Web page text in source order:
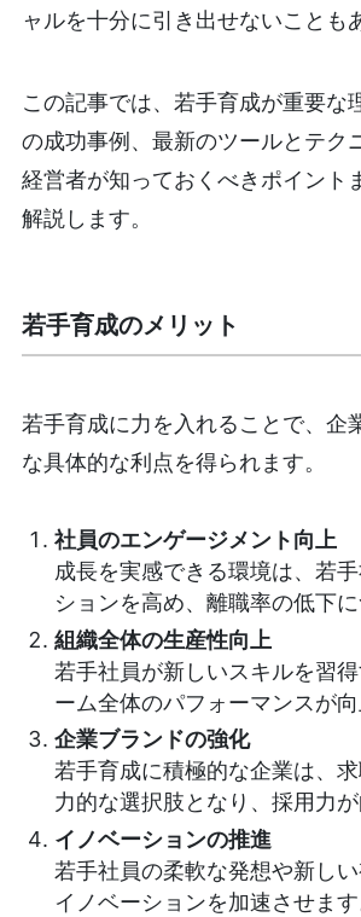
ャルを十分に引き出せないことも
この記事では、若手育成が重要な
の成功事例、最新のツールとテク
経営者が知っておくべきポイント
解説します。
若手育成のメリット
若手育成に力を入れることで、企
な具体的な利点を得られます。
社員のエンゲージメント向上
成長を実感できる環境は、若
ションを高め、離職率の低下に
組織全体の生産性向上
若手社員が新しいスキルを習
ーム全体のパフォーマンスが向
企業ブランドの強化
若手育成に積極的な企業は、
力的な選択肢となり、採用力が
イノベーションの推進
若手社員の柔軟な発想や新し
イノベーションを加速させます